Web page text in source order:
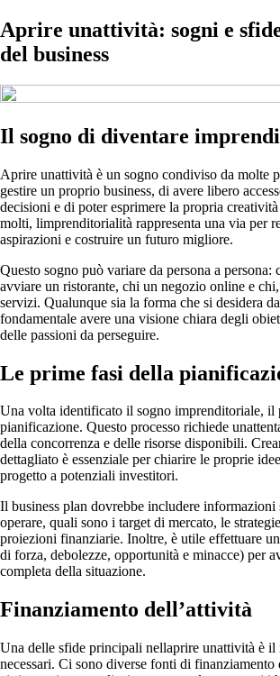
Aprire unattività: sogni e
del business
Il sogno di diventare
Aprire unattività è un sogno condiviso da molte
gestire un proprio business, di avere libero
decisioni e di poter esprimere la propria
molti, limprenditorialità rappresenta una via per
aspirazioni e costruire un futuro migliore.
Questo sogno può variare da persona a persona:
avviare un ristorante, chi un negozio online e
servizi. Qualunque sia la forma che si desidera
fondamentale avere una visione chiara degli
delle passioni da perseguire.
Le prime fasi della
Una volta identificato il sogno imprenditoriale, il
pianificazione. Questo processo richiede
della concorrenza e delle risorse disponibili.
dettagliato è essenziale per chiarire le proprie
progetto a potenziali investitori.
Il business plan dovrebbe includere informazioni
operare, quali sono i target di mercato, le
proiezioni finanziarie. Inoltre, è utile effettuare
di forza, debolezze, opportunità e minacce) per
completa della situazione.
Finanziamento dell’attività
Una delle sfide principali nellaprire unattività è il
necessari. Ci sono diverse fonti di finanziamento